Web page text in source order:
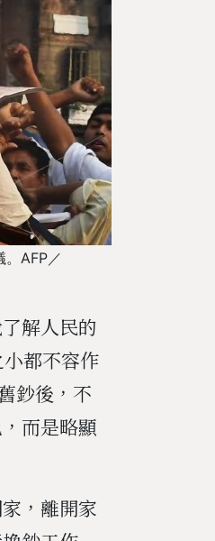
AFP／
解人民的
都不容作
鈔後，不
而是略顯
，離開家